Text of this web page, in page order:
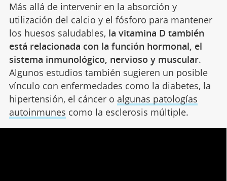
Más allá de intervenir en la absorción y
utilización del calcio y el fósforo para mantener
los huesos saludables, la vitamina D también
está relacionada con la función hormonal, el
sistema inmunológico, nervioso y muscular.
Algunos estudios también sugieren un posible
vínculo con enfermedades como la diabetes, la
hipertensión, el cáncer o algunas patologías
autoinmunes como la esclerosis múltiple.